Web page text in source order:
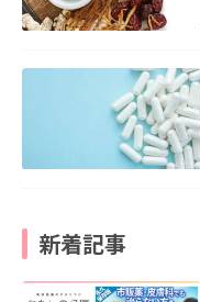
新着記事